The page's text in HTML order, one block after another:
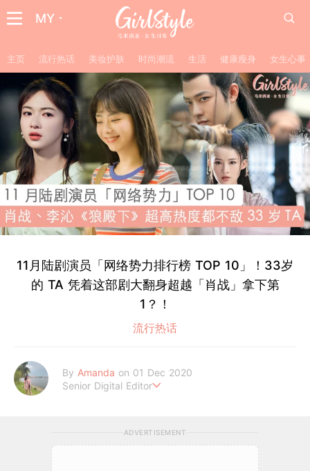
MY
主页 流行热话 美妆护肤 时尚潮流 生活 健康瘦身 女生心事
11月陆剧演员「网络势力排行榜 TOP 10」！33岁
的 TA 凭着这部剧大翻身超越「肖战」拿下第
1？！
流行热话
By Amanda on 01 Dec 2020
Senior Digital Editor
皆收获热烈反响。她通过 GirlStyle MY ，让读者们不管何时何地
都能掌握最新的资讯，让女性成为更好更潮的自己！
ADVERTISEMENT